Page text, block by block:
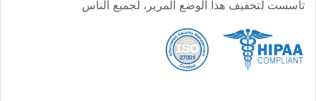
تأسست لتخفيف هذا الوضع المرير، لجميع الناس